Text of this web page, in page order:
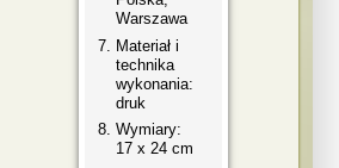
Warszawa
Materiał i
technika
wykonania:
druk
Wymiary:
17 x 24 cm